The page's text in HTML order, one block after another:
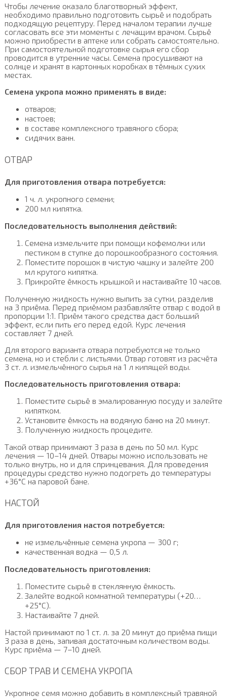
Чтобы лечение оказало благотворный эффект,
необходимо правильно подготовить сырьё и подобрать
подходящую рецептуру. Перед началом терапии лучше
согласовать все эти моменты с лечащим врачом. Сырьё
можно приобрести в аптеке или собрать самостоятельно.
При самостоятельной подготовке сырья его сбор
проводится в утренние часы. Семена просушивают на
солнце и хранят в картонных коробках в тёмных сухих
местах.
Семена укропа можно применять в виде:
отваров;
настоев;
в составе комплексного травяного сбора;
сидячих ванн.
ОТВАР
Для приготовления отвара потребуется:
1 ч. л. укропного семени;
200 мл кипятка.
Последовательность выполнения действий:
Семена измельчите при помощи кофемолки или
пестиком в ступке до порошкообразного состояния.
Поместите порошок в чистую чашку и залейте 200
мл крутого кипятка.
Прикройте ёмкость крышкой и настаивайте 10 часов.
Полученную жидкость нужно выпить за сутки, разделив
на 3 приёма. Перед приёмом разбавляйте отвар с водой в
пропорции 1:1. Приём такого средства даст больший
эффект, если пить его перед едой. Курс лечения
составляет 7 дней.
Для второго варианта отвара потребуются не только
семена, но и стебли с листьями. Отвар готовят из расчёта
3 ст. л. измельчённого сырья на 1 л кипящей воды.
Последовательность приготовления отвара:
Поместите сырьё в эмалированную посуду и залейте
кипятком.
Установите ёмкость на водяную баню на 20 минут.
Полученную жидкость процедите.
Такой отвар принимают 3 раза в день по 50 мл. Курс
лечения — 10–14 дней. Отвары можно использовать не
только внутрь, но и для спринцевания. Для проведения
процедуры средство нужно подогреть до температуры
+36°С на паровой бане.
НАСТОЙ
Для приготовления настоя потребуется:
не измельчённые семена укропа — 300 г;
качественная водка — 0,5 л.
Последовательность приготовления:
Поместите сырьё в стеклянную ёмкость.
Залейте водкой комнатной температуры (+20…
+25°С).
Настаивайте 7 дней.
Настой принимают по 1 ст. л. за 20 минут до приёма пищи
3 раза в день, запивая достаточным количеством воды.
Курс приёма — 7–10 дней.
СБОР ТРАВ И СЕМЕНА УКРОПА
Укропное семя можно добавить в комплексный травяной